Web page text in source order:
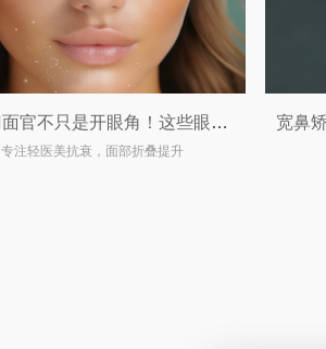
视觉门面官不只是开眼角！这些眼整形手术让你由内而外散发光彩 ✨
专注轻医美抗衰，面部折叠提升